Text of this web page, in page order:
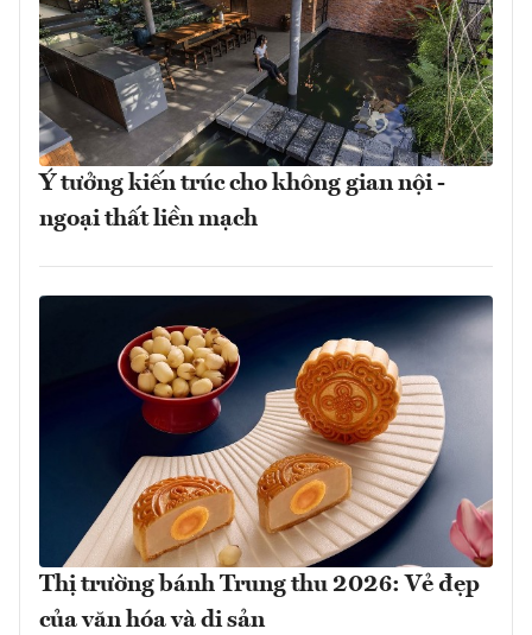
Ý tưởng kiến trúc cho không gian nội -
ngoại thất liền mạch
Thị trường bánh Trung thu 2026: Vẻ đẹp
của văn hóa và di sản